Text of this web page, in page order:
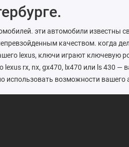
эти автомобили известны
качеством. когда
lexus, ключи играют ключевую
lexus rx, nx, gx470, lx470 или ls 430 —
использовать возможности вашего